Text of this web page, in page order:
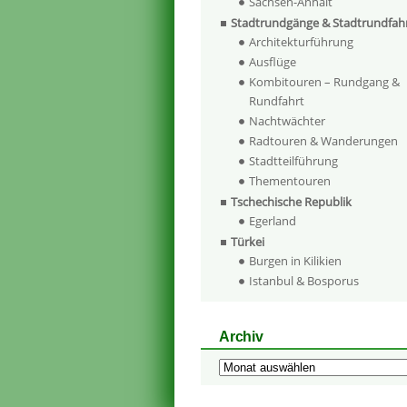
Stadtrundgänge &
Architekturführung
Ausflüge
Kombitouren – Rundgang &
Rundfahrt
Nachtwächter
Radtouren & Wanderungen
Stadtteilführung
Thementouren
Tschechische Republik
Egerland
Türkei
Burgen in Kilikien
Istanbul & Bosporus
Archiv
Archiv